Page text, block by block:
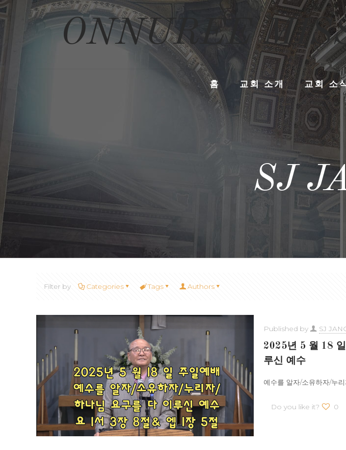
ONNUREE
홈 교회 소개 교회 소
SJ
Filter by Categories Tags Authors
Published by SJ
2025년 5 월 18
루신 예수
예수를 알자/소유하자/누
Do you like it? 0